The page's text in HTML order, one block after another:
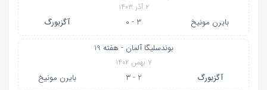
۲ آذر ۱۴۰۳
بایرن‌ مونیخ 3 - 0 آگزبورگ
بوندسلیگا آلمان - هفته 19
۷ بهمن ۱۴۰۲
آگزبورگ 2 - 3 بایرن‌ مونیخ